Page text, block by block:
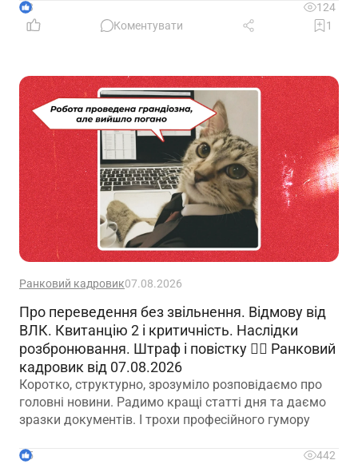
законодавство – розглянуто в матеріалі
3
124
Коментувати
1
Ранковий кадровик07.08.2026
Про переведення без звільнення. Відмову від
ВЛК. Квитанцію 2 і критичність. Наслідки
розбронювання. Штраф і повістку 🙋‍♀️ Ранковий
кадровик від 07.08.2026
Коротко, структурно, зрозуміло розповідаємо про
головні новини. Радимо кращі статті дня та даємо
зразки документів. І трохи професійного гумору
5
442